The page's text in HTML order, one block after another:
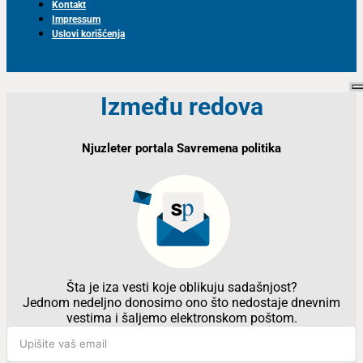
Kontakt
Impressum
Uslovi korišćenja
Između redova
Njuzleter portala Savremena politika
Šta je iza vesti koje oblikuju sadašnjost?
Jednom nedeljno donosimo ono što nedostaje dnevnim
vestima i šaljemo elektronskom poštom.